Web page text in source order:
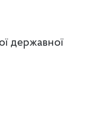
державної